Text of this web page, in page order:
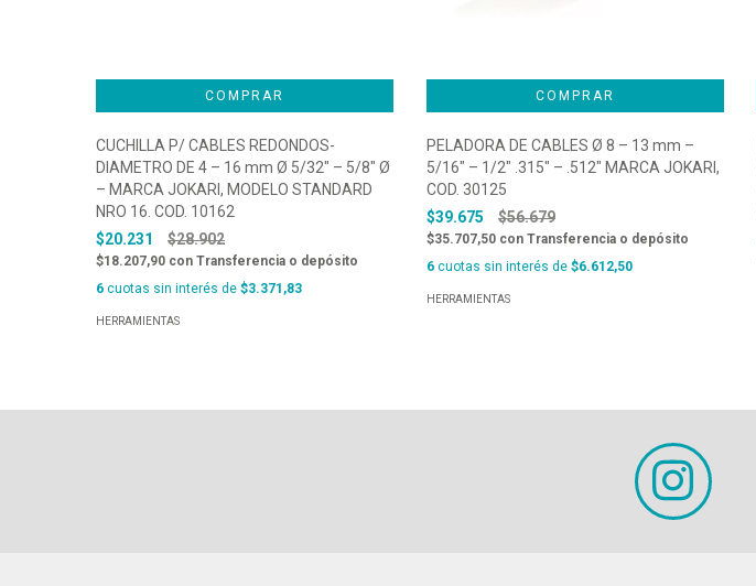
CUCHILLA P/ CABLES REDONDOS-
DIAMETRO DE 4 – 16 mm Ø 5/32″ – 5/8″ Ø
– MARCA JOKARI, MODELO STANDARD
NRO 16. COD. 10162
$20.231
$28.902
$18.207,90 con Transferencia o depósito
6 cuotas sin interés de $3.371,83
HERRAMIENTAS
PELADORA DE CABLES Ø 8 – 13 mm –
5/16″ – 1/2″ .315″ – .512″ MARCA JOKARI,
COD. 30125
$39.675
$56.679
$35.707,50 con Transferencia o depósito
6 cuotas sin interés de $6.612,50
HERRAMIENTAS